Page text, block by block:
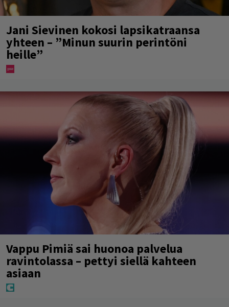
Jani Sievinen kokosi lapsikatraansa
yhteen – ”Minun suurin perintöni
heille”
Vappu Pimiä sai huonoa palvelua
ravintolassa – pettyi siellä kahteen
asiaan